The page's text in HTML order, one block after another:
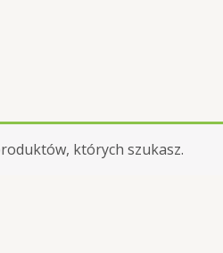
których szukasz.